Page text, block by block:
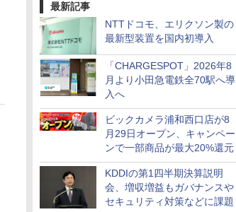
最新記事
NTTドコモ、エリクソン製の
最新型装置を国内初導入
「CHARGESPOT」2026年8
月より小田急電鉄全70駅へ導
入へ
ビックカメラ浦和西口店が8
月29日オープン、キャンペー
ンで一部商品が最大20%還元
KDDIの第1四半期決算説明
会、増収増益もガバナンスや
セキュリティ対策などに課題